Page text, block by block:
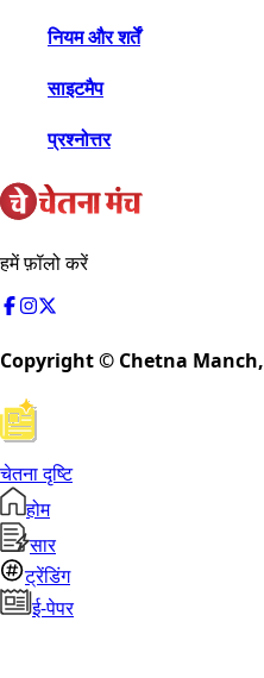
नियम और शर्तें
साइटमैप
प्रश्नोत्तर
हमें फ़ॉलो करें
Copyright © Chetna Manch,
चेतना दृष्टि
होम
सार
ट्रेंडिंग
ई-पेपर